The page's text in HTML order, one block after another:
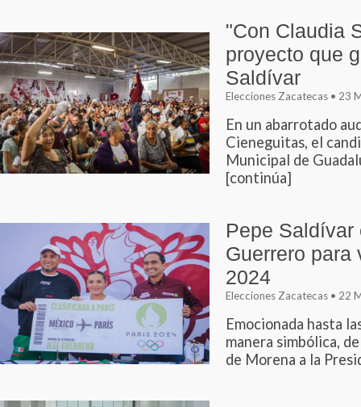
"Con Claudia
proyecto que
Saldívar
Elecciones Zacatecas • 23
En un abarrotado
Cieneguitas, el
Municipal de
[continúa]
Pepe Saldívar
Guerrero para
2024
Elecciones Zacatecas • 22
Emocionada hasta
manera simbólica,
de Morena a la